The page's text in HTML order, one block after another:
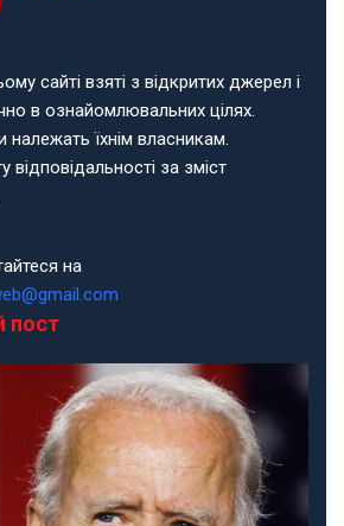
сайті взяті з відкритих джерел і
в ознайомлювальних цілях.
належать їхнім власникам.
відповідальності за зміст
на
пост